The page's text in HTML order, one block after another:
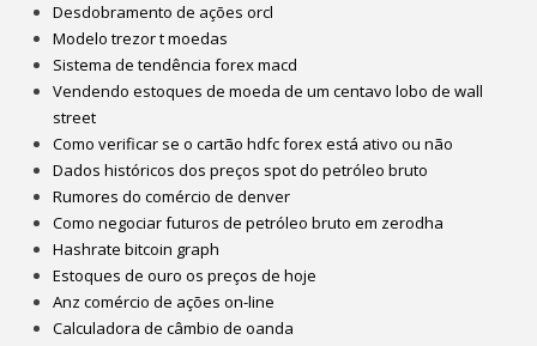
Desdobramento de ações orcl
Modelo trezor t moedas
Sistema de tendência forex macd
Vendendo estoques de moeda de um centavo lobo de wall
street
Como verificar se o cartão hdfc forex está ativo ou não
Dados históricos dos preços spot do petróleo bruto
Rumores do comércio de denver
Como negociar futuros de petróleo bruto em zerodha
Hashrate bitcoin graph
Estoques de ouro os preços de hoje
Anz comércio de ações on-line
Calculadora de câmbio de oanda